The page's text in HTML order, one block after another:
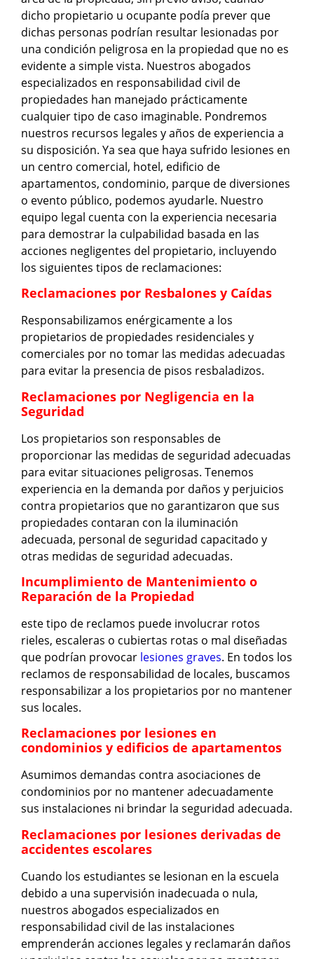
dicho propietario u ocupante podía prever que
dichas personas podrían resultar lesionadas por
una condición peligrosa en la propiedad que no es
evidente a simple vista. Nuestros abogados
especializados en responsabilidad civil de
propiedades han manejado prácticamente
cualquier tipo de caso imaginable. Pondremos
nuestros recursos legales y años de experiencia a
su disposición. Ya sea que haya sufrido lesiones en
un centro comercial, hotel, edificio de
apartamentos, condominio, parque de diversiones
o evento público, podemos ayudarle. Nuestro
equipo legal cuenta con la experiencia necesaria
para demostrar la culpabilidad basada en las
acciones negligentes del propietario, incluyendo
los siguientes tipos de reclamaciones:
Reclamaciones por Resbalones y Caídas
Responsabilizamos enérgicamente a los
propietarios de propiedades residenciales y
comerciales por no tomar las medidas adecuadas
para evitar la presencia de pisos resbaladizos.
Reclamaciones por Negligencia en la
Seguridad
Los propietarios son responsables de
proporcionar las medidas de seguridad adecuadas
para evitar situaciones peligrosas. Tenemos
experiencia en la demanda por daños y perjuicios
contra propietarios que no garantizaron que sus
propiedades contaran con la iluminación
adecuada, personal de seguridad capacitado y
otras medidas de seguridad adecuadas.
Incumplimiento de Mantenimiento o
Reparación de la Propiedad
este tipo de reclamos puede involucrar rotos
rieles, escaleras o cubiertas rotas o mal diseñadas
que podrían provocar lesiones graves. En todos los
reclamos de responsabilidad de locales, buscamos
responsabilizar a los propietarios por no mantener
sus locales.
Reclamaciones por lesiones en
condominios y edificios de apartamentos
Asumimos demandas contra asociaciones de
condominios por no mantener adecuadamente
sus instalaciones ni brindar la seguridad adecuada.
Reclamaciones por lesiones derivadas de
accidentes escolares
Cuando los estudiantes se lesionan en la escuela
debido a una supervisión inadecuada o nula,
nuestros abogados especializados en
responsabilidad civil de las instalaciones
emprenderán acciones legales y reclamarán daños